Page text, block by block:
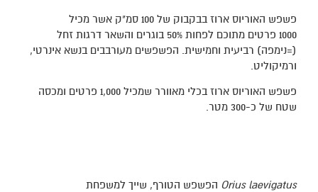
פשפש האוריוס ארוז בבקבוק של 100 סמ"ק אשר מכיל
1000 פרטים מתוכם לפחות 50% בוגרים והשאר דרגות זחל
(=נימפה) רביעית וחמישית. הפשפשים מעורבבים בנשא אינרטי,
ורמיקוליט.
פשפש האוריוס ארוז בכלי מאוורר שמכיל 1,000 פרטים ומכסה
שטח של כ-300 מטר.
Orius laevigatus הפשפש הטורף, שייך למשפחת